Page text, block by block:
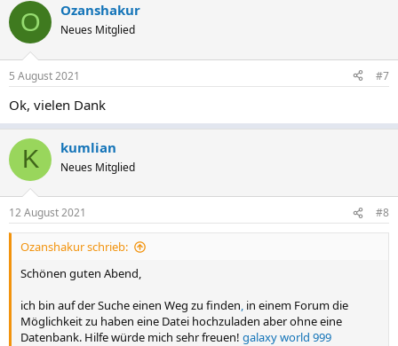
O Ozanshakur
Neues Mitglied
5 August 2021 #7
Ok, vielen Dank
K kumlian
Neues Mitglied
12 August 2021 #8
Ozanshakur schrieb:
Schönen guten Abend,
ich bin auf der Suche einen Weg zu finden, in einem Forum die
Möglichkeit zu haben eine Datei hochzuladen aber ohne eine
Datenbank. Hilfe würde mich sehr freuen! galaxy world 999